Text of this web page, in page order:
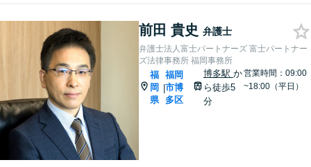
前田 貴史 弁護士
弁護士法人富士パートナーズ 富士パートナー
ズ法律事務所 福岡事務所
福
岡
県
|
福岡
市博
多区
博多駅 か
ら徒歩5
分
営業時間：09:00
~18:00（平日）